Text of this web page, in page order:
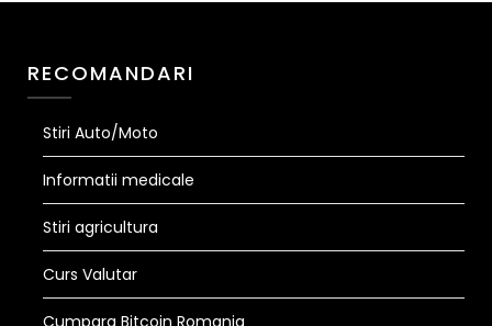
RECOMANDARI
Stiri Auto/Moto
Informatii medicale
Stiri agricultura
Curs Valutar
Cumpara Bitcoin Romania